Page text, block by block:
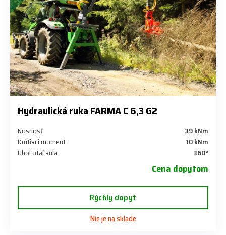
Hydraulická ruka FARMA C 6,3 G2
Nosnosť
39 kNm
Krútiaci moment
10 kNm
Uhol otáčania
360°
Cena dopytom
Rýchly dopyt
Nie je na sklade